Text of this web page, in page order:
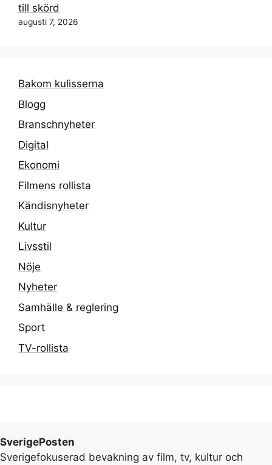
till skörd
augusti 7, 2026
Bakom kulisserna
Blogg
Branschnyheter
Digital
Ekonomi
Filmens rollista
Kändisnyheter
Kultur
Livsstil
Nöje
Nyheter
Samhälle & reglering
Sport
TV-rollista
SverigePosten
Sverigefokuserad bevakning av film, tv, kultur och